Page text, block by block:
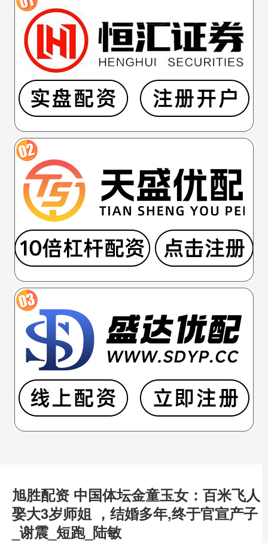
旭胜配资 中国体坛金童玉女：百米飞人
娶大3岁师姐 ，结婚多年,终于官宣产子
_谢震_短跑_陆敏